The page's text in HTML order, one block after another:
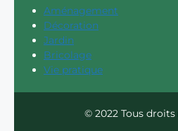
Aménagement
Décoration
Jardin
Bricolage
Vie pratique
© 2022 Tous droits